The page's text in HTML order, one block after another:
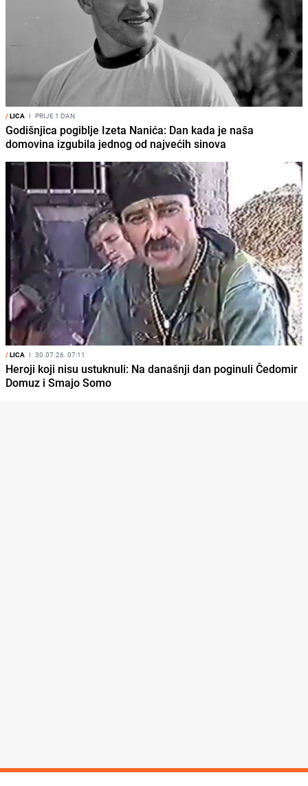
/LICA I PRIJE 1 DAN
Godišnjica pogiblje Izeta Nanića: Dan kada je naša
domovina izgubila jednog od najvećih sinova
/LICA I 30.07.26. 07:11
Heroji koji nisu ustuknuli: Na današnji dan poginuli Čedomir
Domuz i Smajo Somo